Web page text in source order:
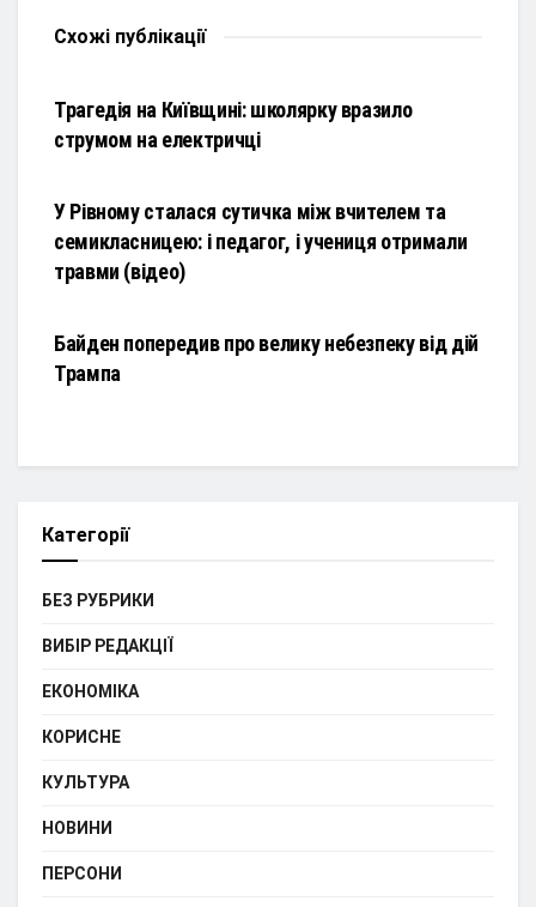
Схожі публікації
Трагедія на Київщині: школярку вразило
струмом на електричці
У Рівному сталася сутичка між вчителем та
семикласницею: і педагог, і учениця отримали
травми (відео)
Байден попередив про велику небезпеку від дій
Трампа
Категорії
БЕЗ РУБРИКИ
ВИБІР РЕДАКЦІЇ
ЕКОНОМІКА
КОРИСНЕ
КУЛЬТУРА
НОВИНИ
ПЕРСОНИ